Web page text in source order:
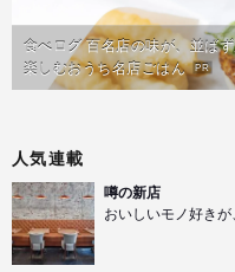
食べログ 百名店の味が、並ば
楽しむおうち名店ごはん PR
人気連載
噂の新店
おいしいモノ好き